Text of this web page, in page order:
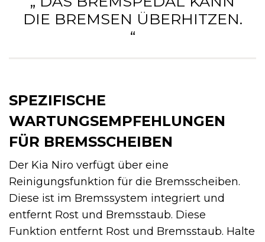
DIE BREMSEN ÜBERHITZEN.
“
SPEZIFISCHE
WARTUNGSEMPFEHLUNGEN
FÜR BREMSSCHEIBEN
Der Kia Niro verfügt über eine
Reinigungsfunktion für die Bremsscheiben.
Diese ist im Bremssystem integriert und
entfernt Rost und Bremsstaub. Diese
Funktion entfernt Rost und Bremsstaub. Halte